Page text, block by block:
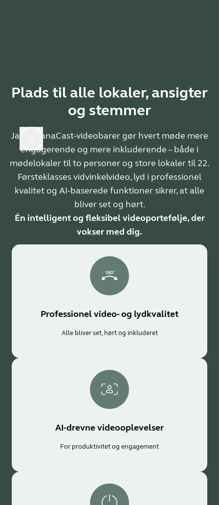
Plads til alle lokaler, ansigter
og stemmer
Jabra PanaCast-videobarer gør hvert møde mere
engagerende og mere inkluderende – både i
mødelokaler til to personer og store lokaler til 22.
Førsteklasses vidvinkelvideo, lyd i professionel
kvalitet og AI-baserede funktioner sikrer, at alle
bliver set og hørt.
Én intelligent og fleksibel videoportefølje, der
vokser med dig.
Professionel video- og lydkvalitet
Alle bliver set, hørt og inkluderet
AI-drevne videooplevelser
For produktivitet og engagement